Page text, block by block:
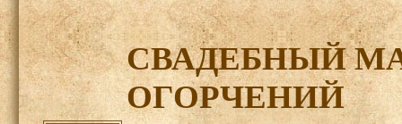
СВАДЕБНЫЙ
ОГОРЧЕНИЙ